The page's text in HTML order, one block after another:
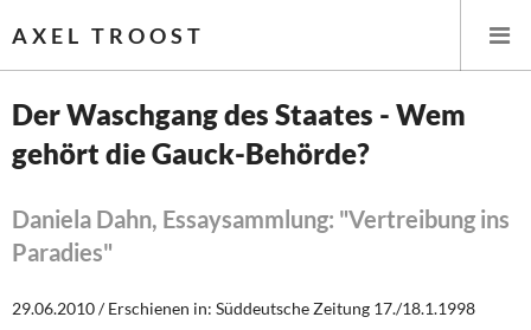
AXEL TROOST
Startseite
Themen
Der Waschgang des Staates - Wem
gehört die Gauck-Behörde?
Daniela Dahn, Essaysammlung: "Vertreibung ins
Paradies"
29.06.2010 / Erschienen in: Süddeutsche Zeitung 17./18.1.1998